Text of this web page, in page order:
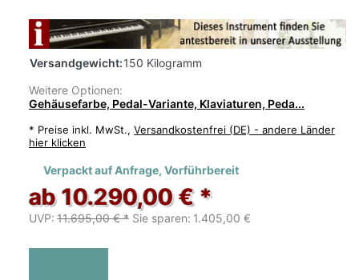
Versandgewicht:150 Kilogramm
Weitere Optionen:
Gehäusefarbe, Pedal-Variante, Klaviaturen, Peda...
* Preise inkl. MwSt., Versandkostenfrei (DE) - andere Länder
hier klicken
Verpackt auf Anfrage, Vorführbereit
ab 10.290,00 € *
UVP: 11.695,00 € * Sie sparen: 1.405,00 €